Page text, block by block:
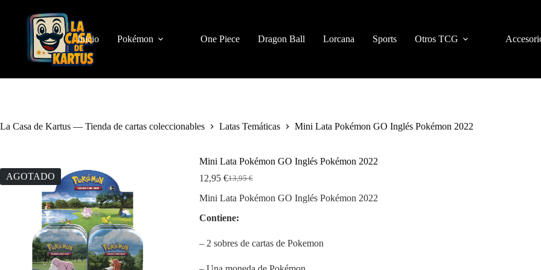
contenido
Inicio
Pokémon One Piece Dragon Ball Lorcana Sports Otros TCG
La Casa de Kartus — Tienda de cartas coleccionables Latas Temáticas Mini Lata Pokémon GO Inglés Pokémon 2022
AGOTADO
Mini Lata Pokémon GO Inglés Pokémon 2022
13,95€
El
precio
original
era:
12,95 €El
precio
actual
es:
Mini Lata Pokémon GO Inglés Pokémon 2022
Contiene:
– 2 sobres de cartas de Pokemon